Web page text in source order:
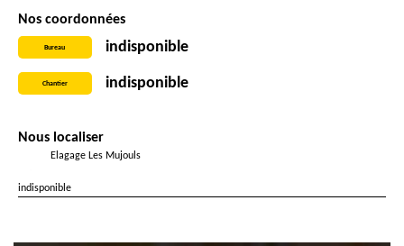
Nos coordonnées
Bureau indisponible
Chantier indisponible
Nous localiser
Elagage Les Mujouls
indisponible